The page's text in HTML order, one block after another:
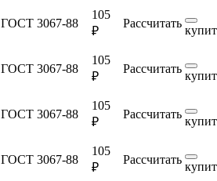
ГОСТ 3067-88
105
₽
Рассчитать
ГОСТ 3067-88
105
₽
Рассчитать
ГОСТ 3067-88
105
₽
Рассчитать
ГОСТ 3067-88
105
₽
Рассчитать